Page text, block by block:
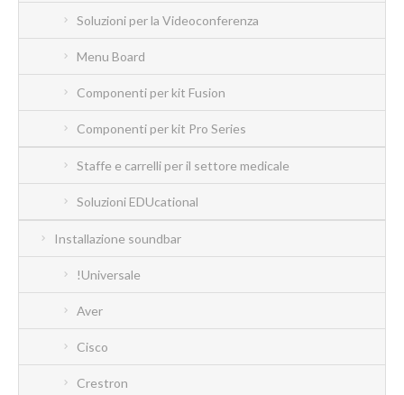
Soluzioni per la Videoconferenza
Menu Board
Componenti per kit Fusion
Componenti per kit Pro Series
Staffe e carrelli per il settore medicale
Soluzioni EDUcational
Installazione soundbar
!Universale
Aver
Cisco
Crestron